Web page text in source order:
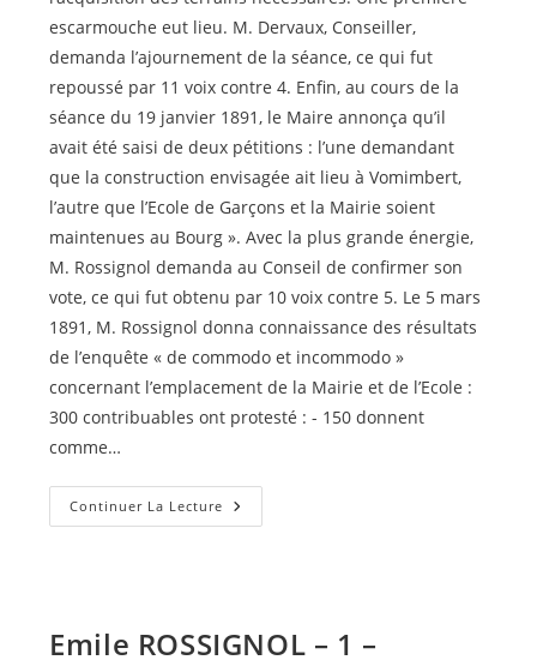
escarmouche eut lieu. M. Dervaux, Conseiller,
demanda l’ajournement de la séance, ce qui fut
repoussé par 11 voix contre 4. Enfin, au cours de la
séance du 19 janvier 1891, le Maire annonça qu’il
avait été saisi de deux pétitions : l’une demandant
que la construction envisagée ait lieu à Vomimbert,
l’autre que l’Ecole de Garçons et la Mairie soient
maintenues au Bourg ». Avec la plus grande énergie,
M. Rossignol demanda au Conseil de confirmer son
vote, ce qui fut obtenu par 10 voix contre 5. Le 5 mars
1891, M. Rossignol donna connaissance des résultats
de l’enquête « de commodo et incommodo »
concernant l’emplacement de la Mairie et de l’Ecole :
300 contribuables ont protesté : - 150 donnent
comme…
Continuer La Lecture Emile
ROSSIGNOL
Emile ROSSIGNOL – 1 –